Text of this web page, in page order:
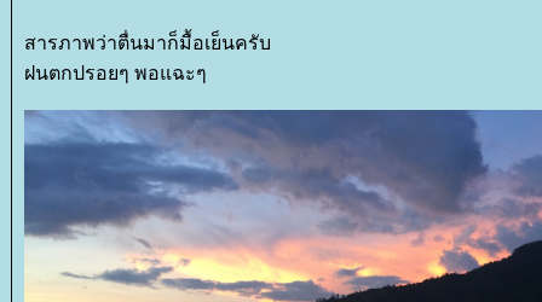
สารภาพว่าตื่นมาก็มื้อเย็นครับ
ฝนตกปรอยๆ พอแฉะๆ